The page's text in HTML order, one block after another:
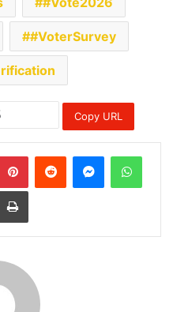
#VoterSurvey
Copy URL
PinterestReddit Messenger
Email Print